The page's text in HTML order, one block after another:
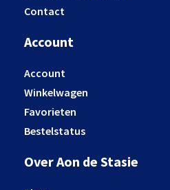
Contact
Account
Account
Winkelwagen
Favorieten
Bestelstatus
Over Aon de Stasie